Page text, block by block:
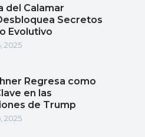
del Calamar
Secretos
Evolutivo
2025
Regresa como
en las
de Trump
2025